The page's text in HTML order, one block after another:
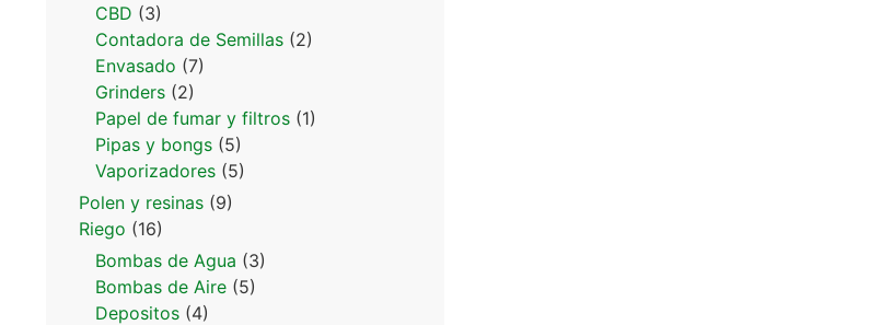
CBD (3)
Contadora de Semillas (2)
Envasado (7)
Grinders (2)
Papel de fumar y filtros (1)
Pipas y bongs (5)
Vaporizadores (5)
Polen y resinas (9)
Riego (16)
Bombas de Agua (3)
Bombas de Aire (5)
Depositos (4)